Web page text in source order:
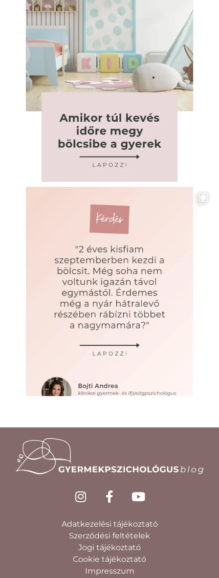
Adatkezelési tájékoztató
Szerződési feltételek
Jogi tájékoztató
Cookie tájékoztató
Impresszum